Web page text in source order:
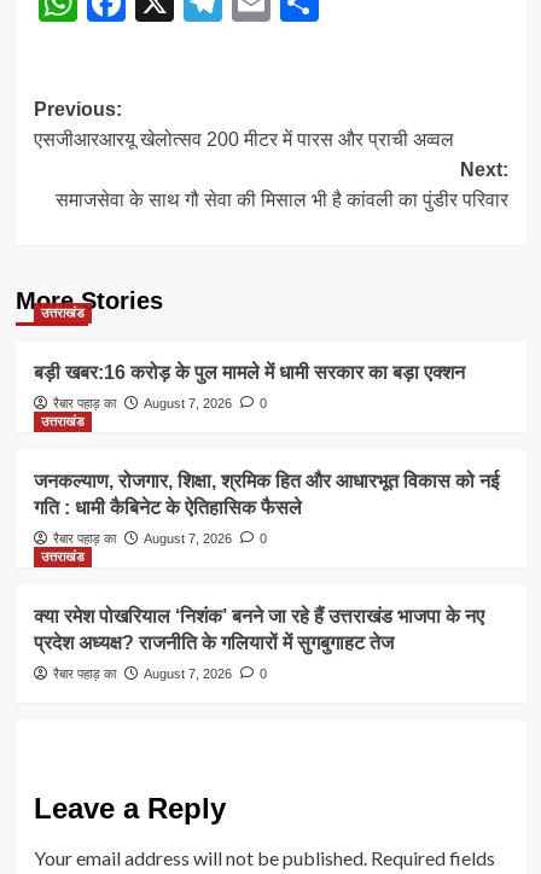
Post
navigation
Previous:
एसजीआरआरयू खेलोत्सव 200 मीटर में पारस और प्राची अव्वल
Next:
समाजसेवा के साथ गौ सेवा की मिसाल भी है कांवली का पुंडीर परिवार
More Stories
उत्तराखंड
बड़ी खबर:16 करोड़ के पुल मामले में धामी सरकार का बड़ा एक्शन
रैबार पहाड़ का August 7, 2026
0
उत्तराखंड
जनकल्याण, रोजगार, शिक्षा, श्रमिक हित और आधारभूत विकास को नई
गति : धामी कैबिनेट के ऐतिहासिक फैसले
रैबार पहाड़ का August 7, 2026
0
उत्तराखंड
क्या रमेश पोखरियाल ‘निशंक’ बनने जा रहे हैं उत्तराखंड भाजपा के नए
प्रदेश अध्यक्ष? राजनीति के गलियारों में सुगबुगाहट तेज
रैबार पहाड़ का August 7, 2026 0
Leave a Reply
Your email address will not be published. Required fields